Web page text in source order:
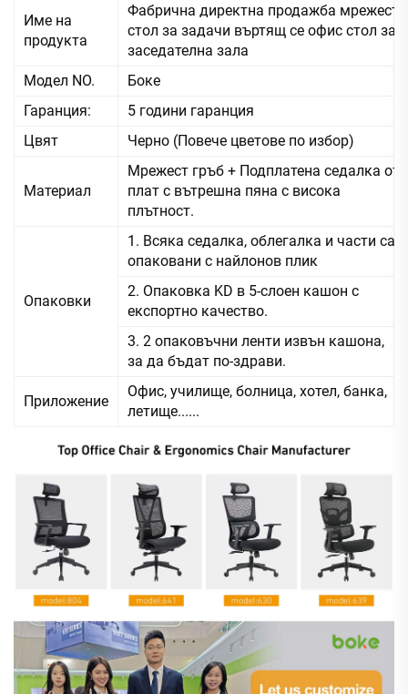
Име на
продукта
Фабрична директна продажба мрежест
стол за задачи въртящ се офис стол за
заседателна зала
Модел NO.
Боке
Гаранция:
5 години гаранция
Цвят
Черно (Повече цветове по избор)
Материал
Мрежест гръб + Подплатена седалка от
плат с вътрешна пяна с висока
плътност.
Опаковки
1. Всяка седалка, облегалка и части са
опаковани с найлонов плик
2. Опаковка KD в 5-слоен кашон с
експортно качество.
3. 2 опаковъчни ленти извън кашона,
за да бъдат по-здрави.
Приложение
Офис, училище, болница, хотел, банка,
летище......